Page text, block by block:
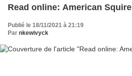
Read online: American Squire
Publié le 18/11/2021 à 21:19
Par nkewivyck